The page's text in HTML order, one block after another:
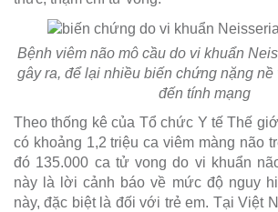
Bệnh viêm não mô cầu do vi khuẩn
gây ra, để lại nhiều biến chứng nặng nề
đến tính mạng
Theo thống kê của Tổ chức Y tế Thế
có khoảng 1,2 triệu ca viêm màng não
đó 135.000 ca tử vong do vi khuẩn
này là lời cảnh báo về mức độ nguy
này, đặc biệt là đối với trẻ em. Tại Việt